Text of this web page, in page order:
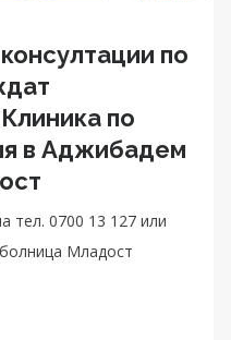
по
по
в Аджибадем
тел. 0700 13 127 или
Младост